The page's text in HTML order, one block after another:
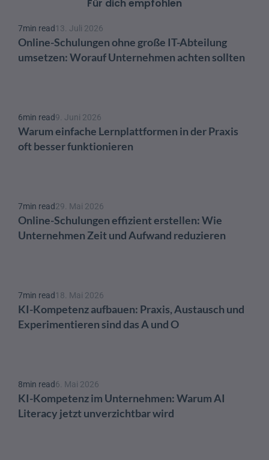
Für dich empfohlen
7min read13. Juli 2026
Online-Schulungen ohne große IT-Abteilung
umsetzen: Worauf Unternehmen achten sollten
6min read9. Juni 2026
Warum einfache Lernplattformen in der Praxis
oft besser funktionieren
7min read29. Mai 2026
Online-Schulungen effizient erstellen: Wie
Unternehmen Zeit und Aufwand reduzieren
7min read18. Mai 2026
KI-Kompetenz aufbauen: Praxis, Austausch und
Experimentieren sind das A und O
8min read6. Mai 2026
KI-Kompetenz im Unternehmen: Warum AI
Literacy jetzt unverzichtbar wird